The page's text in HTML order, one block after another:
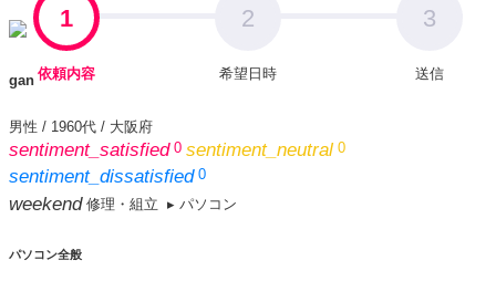
1
依頼内容
2
希望日時
3
送信
gan
男性 / 1960代 / 大阪府
sentiment_satisfied 0 sentiment_neutral 0
sentiment_dissatisfied 0
weekend 修理・組立 ▸ パソコン
パソコン全般